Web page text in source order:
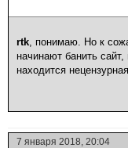
rtk, понимаю. Но к
начинают банить
находится
7 января 2018, 20:04